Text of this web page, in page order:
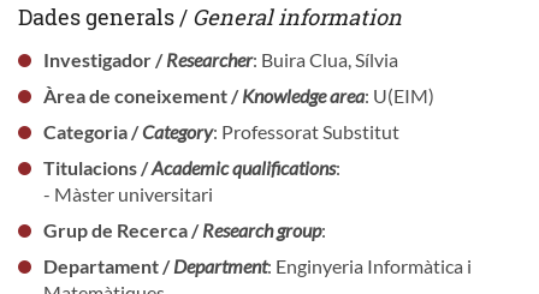
Dades generals / General information
Investigador /Researcher: Buira Clua, Sílvia
Àrea de coneixement /Knowledge area: U(EIM)
Categoria /Category: Professorat Substitut
Titulacions /Academic qualifications:
- Màster universitari
Grup de Recerca /Research group:
Departament /Department: Enginyeria Informàtica i